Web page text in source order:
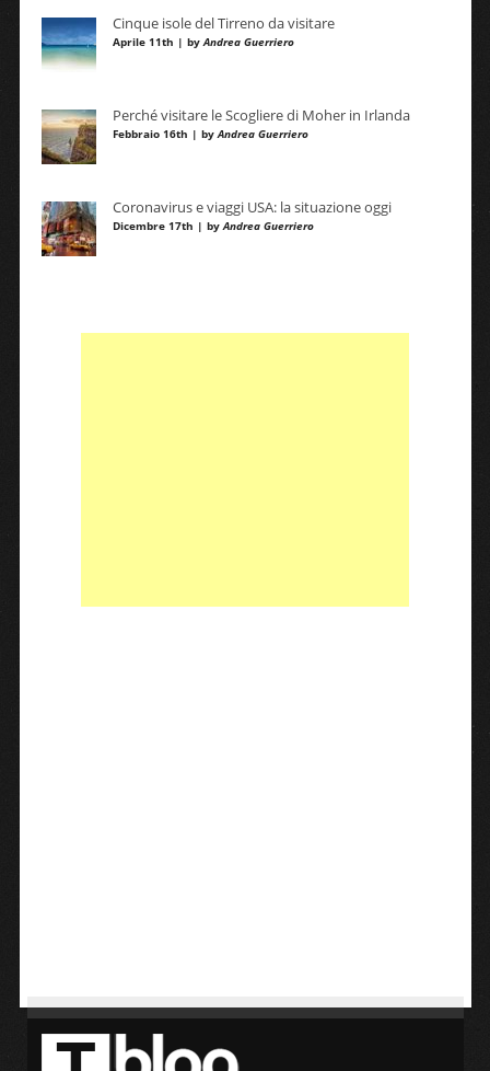
Cinque isole del Tirreno da visitare
Aprile 11th | byAndrea Guerriero
Perché visitare le Scogliere di Moher in Irlanda
Febbraio 16th | byAndrea Guerriero
Coronavirus e viaggi USA: la situazione oggi
Dicembre 17th | byAndrea Guerriero